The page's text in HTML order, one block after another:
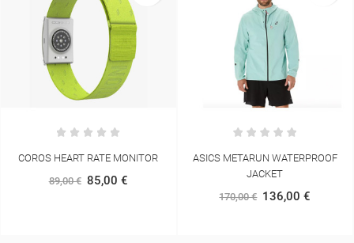
ASICS METARUN WATERPROOF
JACKET
NEW BALANCE FUELCELL REBEL
V5
160,00 €
120,00 €